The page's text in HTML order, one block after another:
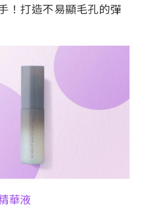
！打造不易顯毛孔的彈
華液